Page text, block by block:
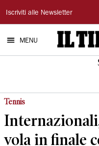
Il
Tirreno
Iscriviti alle Newsletter
MENU
Tennis
vola in finale